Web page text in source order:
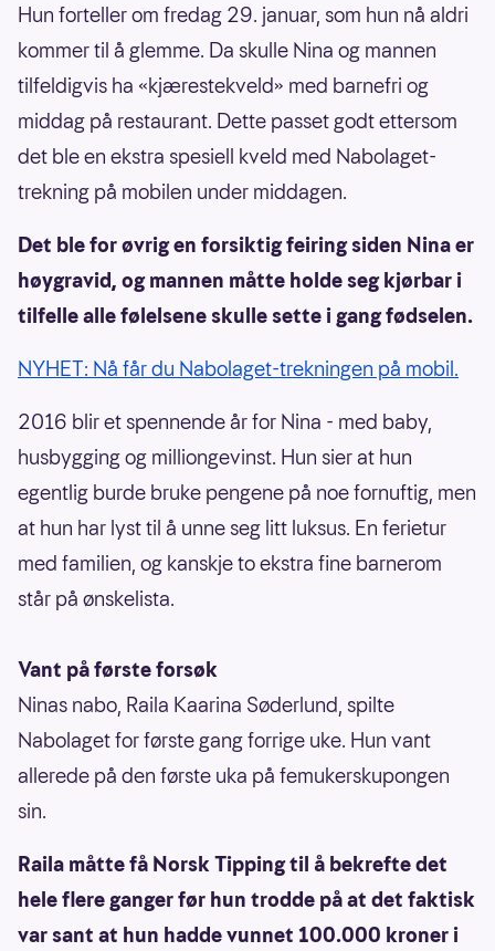
Hun forteller om fredag 29. januar, som hun nå aldri
kommer til å glemme. Da skulle Nina og mannen
tilfeldigvis ha «kjærestekveld» med barnefri og
middag på restaurant. Dette passet godt ettersom
det ble en ekstra spesiell kveld med Nabolaget-
trekning på mobilen under middagen.
Det ble for øvrig en forsiktig feiring siden Nina er
høygravid, og mannen måtte holde seg kjørbar i
tilfelle alle følelsene skulle sette i gang fødselen.
NYHET: Nå får du Nabolaget-trekningen på mobil.
2016 blir et spennende år for Nina - med baby,
husbygging og milliongevinst. Hun sier at hun
egentlig burde bruke pengene på noe fornuftig, men
at hun har lyst til å unne seg litt luksus. En ferietur
med familien, og kanskje to ekstra fine barnerom
står på ønskelista.
Vant på første forsøk
Ninas nabo, Raila Kaarina Søderlund, spilte
Nabolaget for første gang forrige uke. Hun vant
allerede på den første uka på femukerskupongen
sin.
Raila måtte få Norsk Tipping til å bekrefte det
hele flere ganger før hun trodde på at det faktisk
var sant at hun hadde vunnet 100.000 kroner i